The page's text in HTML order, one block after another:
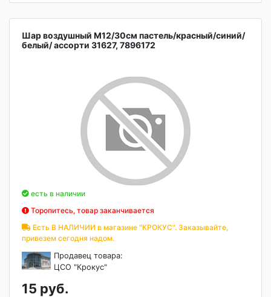
Шар воздушный М12/30см пастель/красный/синий/
белый/ ассорти 31627, 7896172
есть в наличии
Торопитесь, товар заканчивается
Есть В НАЛИЧИИ в магазине "КРОКУС". Заказывайте,
привезем сегодня надом.
Продавец товара:
ЦСО "Крокус"
15 руб.